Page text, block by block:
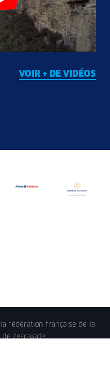
VOIR + DE VIDÉOS
fédération française de la
l'escalade